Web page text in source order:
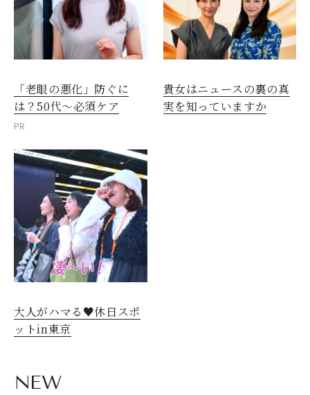
「老眼の悪化」防ぐに
は？50代～必須ケア
PR
貴女はニュースの裏の真
実を知っていますか
大人がハマる♥休日スポ
ットin東京
NEW
閉じる